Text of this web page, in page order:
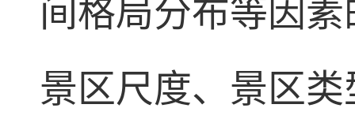
间格局分布等因
景区尺度、景区